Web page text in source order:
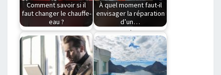
Comment savoir si il
faut changer le chauffe-
eau ?
Comment savoir si il
faut changer le
chauffe-eau ?Le
À quel moment faut-il
envisager la réparation
d’un…
Le portail électrique
est un dispositif très
pratique qui vous…